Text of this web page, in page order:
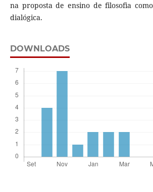
na proposta de ensino de filosofia
dialógica.
DOWNLOADS